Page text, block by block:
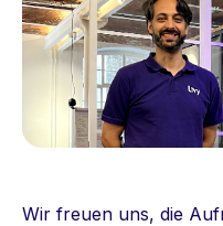
Wir freuen uns, die